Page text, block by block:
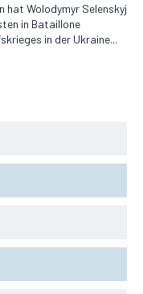
hat Wolodymyr Selenskyj
in Bataillone
in der Ukraine...